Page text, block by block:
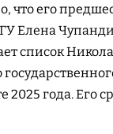
что его
Елена
список
года. Его